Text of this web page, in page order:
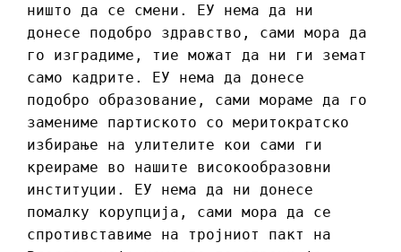
ништо да се смени. ЕУ нема да ни
донесе подобро здравство, сами мора да
го изградиме, тие можат да ни ги земат
само кадрите. ЕУ нема да донесе
подобро образование, сами мораме да го
замениме партиското со меритократско
избирање на улителите кои сами ги
креираме во нашите високообразовни
институции. ЕУ нема да ни донесе
помалку корупција, сами мора да се
спротивставиме на тројниот пакт на